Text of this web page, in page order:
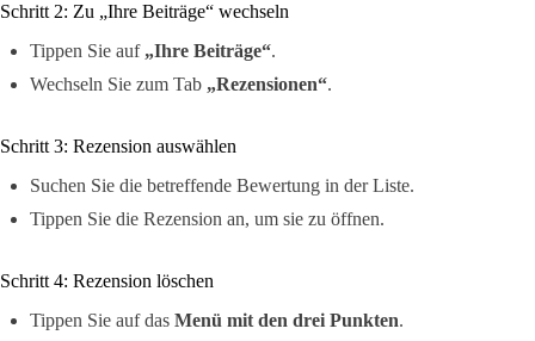
Schritt 2: Zu „Ihre Beiträge“ wechseln
Tippen Sie auf „Ihre Beiträge“.
Wechseln Sie zum Tab „Rezensionen“.
Schritt 3: Rezension auswählen
Suchen Sie die betreffende Bewertung in der Liste.
Tippen Sie die Rezension an, um sie zu öffnen.
Schritt 4: Rezension löschen
Tippen Sie auf das Menü mit den drei Punkten.